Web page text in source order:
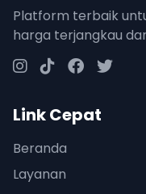
Platform terbaik
harga terjangkau
Link Cepat
Beranda
Layanan